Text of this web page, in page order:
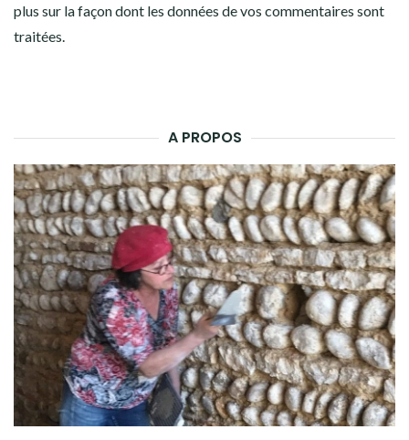
plus sur la façon dont les données de vos commentaires sont
traitées.
A PROPOS